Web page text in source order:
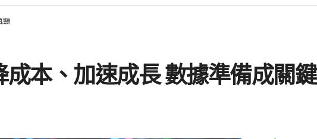
頸
本、加速成長 數據準備成關